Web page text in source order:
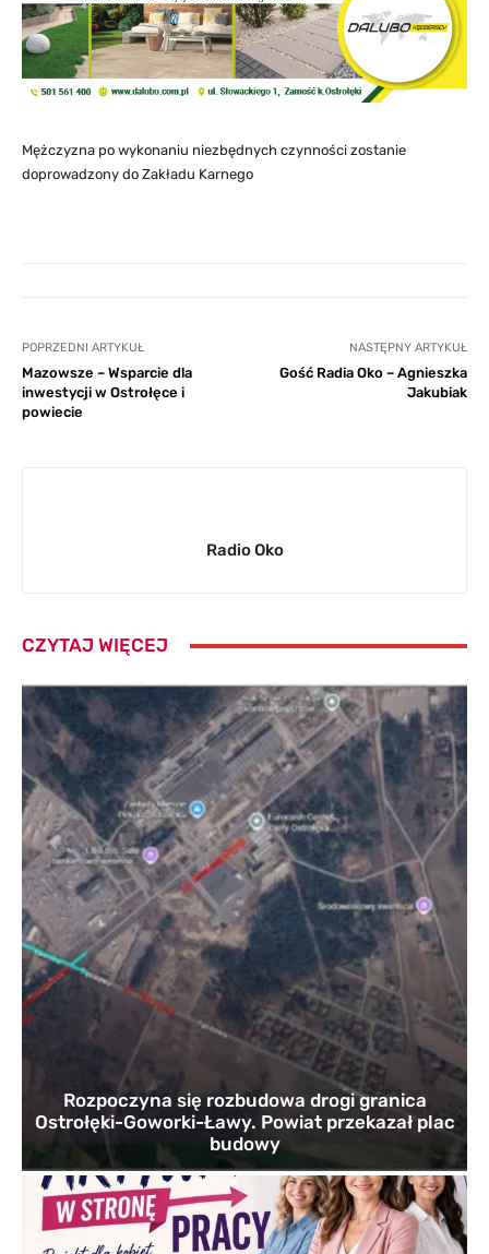
Mężczyzna po wykonaniu niezbędnych czynności zostanie
doprowadzony do Zakładu Karnego
POPRZEDNI ARTYKUŁ
Mazowsze – Wsparcie dla
inwestycji w Ostrołęce i
powiecie
NASTĘPNY ARTYKUŁ
Gość Radia Oko – Agnieszka
Jakubiak
Radio Oko
CZYTAJ WIĘCEJ
Rozpoczyna się rozbudowa drogi granica
Ostrołęki-Goworki-Ławy. Powiat przekazał plac
budowy